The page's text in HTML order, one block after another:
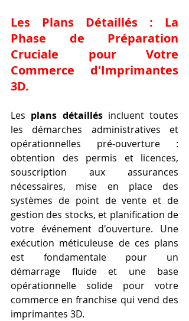
Les Plans Détaillés : La
Phase de Préparation
Cruciale pour Votre
Commerce d'Imprimantes
3D.
Les plans détaillés incluent toutes
les démarches administratives et
opérationnelles pré-ouverture :
obtention des permis et licences,
souscription aux assurances
nécessaires, mise en place des
systèmes de point de vente et de
gestion des stocks, et planification de
votre événement d'ouverture. Une
exécution méticuleuse de ces plans
est fondamentale pour un
démarrage fluide et une base
opérationnelle solide pour votre
commerce en franchise qui vend des
imprimantes 3D.